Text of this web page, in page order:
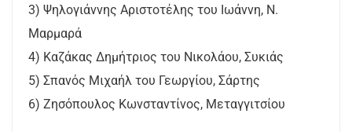
3) Ψηλογιάννης Αριστοτέλης του Ιωάννη, Ν.
Μαρμαρά
4) Καζάκας Δημήτριος του Νικολάου, Συκιάς
5) Σπανός Μιχαήλ του Γεωργίου, Σάρτης
6) Ζησόπουλος Κωνσταντίνος, Μεταγγιτσίου